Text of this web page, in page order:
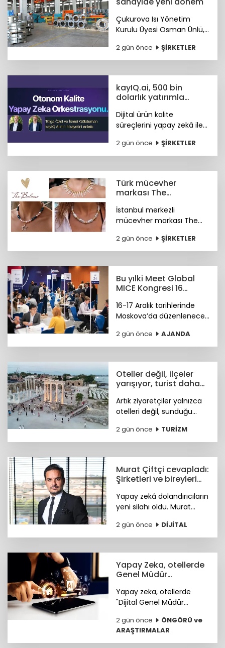
Çukurova Isı Yönetim
Kurulu Üyesi Osman Ünlü,
ETS'nin sanayinin
uluslararası pazarlardaki
belirtti.
2 gün önce ŞİRKETLER
kayIQ.ai, 500 bin
dolarlık yatırımla
Dijital ürün kalite
süreçlerini yapay zekâ ile
kayIQ.ai platformu, 500
bin dolarlık yatırımla
2 gün önce ŞİRKETLER
Türk mücevher
markası The
başarı
İstanbul merkezli
mücevher markası The
koleksiyonuyla uluslararası
bağımsız tasarım
Badger'ın marka ağına
katıldı.
2 gün önce ŞİRKETLER
Bu yılki Meet Global
MICE Kongresi 16
16-17 Aralık tarihlerinde
Moskova’da düzenlenecek
Congress (MGMC),
Türkiye’nin MICE uzmanları
sunmaya hazırlanıyor.
2 gün önce AJANDA
Oteller değil, ilçeler
yarışıyor, turist daha
Artık ziyaretçiler yalnızca
otelleri değil, sunduğu
sosyal yaşamı ve fiyat-
performans avantajıyla
2 gün önce TURİZM
Murat Çiftçi cevapladı:
Şirketleri ve bireyleri
neler?
Yapay zekâ dolandırıcıların
yeni silahı oldu. Murat
bekleyen siber riskler
neler? sorusunu cevapladı.
2 gün önce DİJİTAL
Yapay Zeka, otellerde
Genel Müdür
hazırlanıyor
Yapay zeka, otellerde
"Dijital Genel Müdür
hazırlanıyor.
2 gün önce
ÖNGÖRÜ ve
ARAŞTIRMALAR